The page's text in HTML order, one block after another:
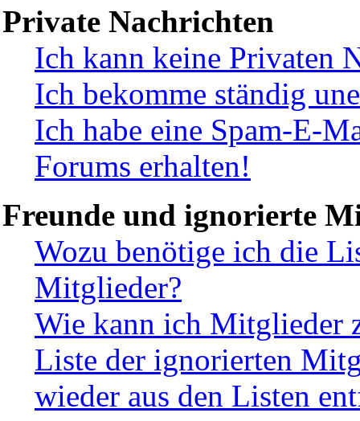
Private Nachrichten
Ich kann keine Privaten
Ich bekomme ständig
Ich habe eine Spam-E-
Forums erhalten!
Freunde und ignorierte
Wozu benötige ich die
Mitglieder?
Wie kann ich Mitglieder
Liste der ignorierten
wieder aus den Listen